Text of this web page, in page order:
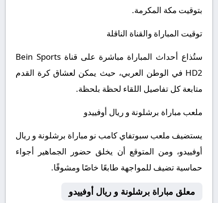
بتوقيت مكة المكرمة.
توقيت المباراة والقناة الناقلة
ستُذاع أحداث المباراة مباشرة على قناة Bein Sports
HD2 في الوطن العربي، حيث يمكن لعشاق كرة القدم
متابعة كل تفاصيل اللقاء لحظة بلحظة.
ملعب مباراة برشلونة و ريال أوفييدو
يستضيف ملعب سبوتفاي كامب نو مباراة برشلونة و ريال
أوفييدو، ومن المتوقع أن يخلق حضور الجماهير أجواء
حماسية تضيف للمواجهة طابعًا خاصًا ومشوقًا.
معلق مباراة برشلونة و ريال أوفييدو